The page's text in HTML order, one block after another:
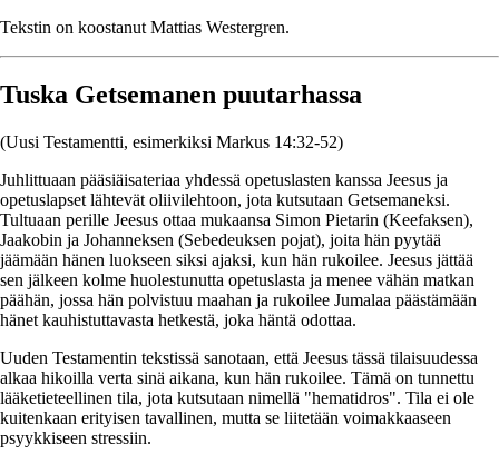
Tekstin on koostanut Mattias Westergren.
Tuska Getsemanen puutarhassa
(Uusi Testamentti, esimerkiksi Markus 14:32-52)
Juhlittuaan pääsiäisateriaa yhdessä opetuslasten kanssa Jeesus ja
opetuslapset lähtevät oliivilehtoon, jota kutsutaan Getsemaneksi.
Tultuaan perille Jeesus ottaa mukaansa Simon Pietarin (Keefaksen),
Jaakobin ja Johanneksen (Sebedeuksen pojat), joita hän pyytää
jäämään hänen luokseen siksi ajaksi, kun hän rukoilee. Jeesus jättää
sen jälkeen kolme huolestunutta opetuslasta ja menee vähän matkan
päähän, jossa hän polvistuu maahan ja rukoilee Jumalaa päästämään
hänet kauhistuttavasta hetkestä, joka häntä odottaa.
Uuden Testamentin tekstissä sanotaan, että Jeesus tässä tilaisuudessa
alkaa hikoilla verta sinä aikana, kun hän rukoilee. Tämä on tunnettu
lääketieteellinen tila, jota kutsutaan nimellä "hematidros". Tila ei ole
kuitenkaan erityisen tavallinen, mutta se liitetään voimakkaaseen
psyykkiseen stressiin.